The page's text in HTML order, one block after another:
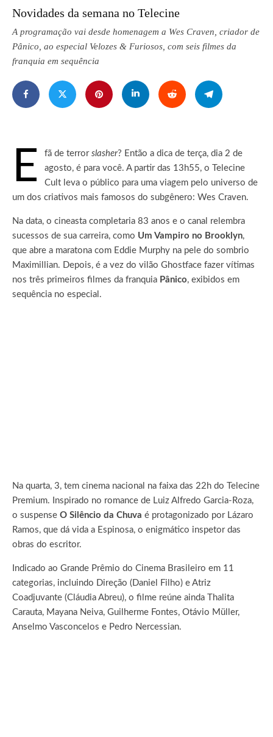
Novidades da semana no Telecine
A programação vai desde homenagem a Wes Craven, criador de
Pânico, ao especial Velozes & Furiosos, com seis filmes da
franquia em sequência
É fã de terror slasher? Então a dica de terça, dia 2 de
agosto, é para você. A partir das 13h55, o Telecine
Cult leva o público para uma viagem pelo universo de
um dos criativos mais famosos do subgênero: Wes Craven.
Na data, o cineasta completaria 83 anos e o canal relembra
sucessos de sua carreira, como Um Vampiro no Brooklyn,
que abre a maratona com Eddie Murphy na pele do sombrio
Maximillian. Depois, é a vez do vilão Ghostface fazer vítimas
nos três primeiros filmes da franquia Pânico, exibidos em
sequência no especial.
Na quarta, 3, tem cinema nacional na faixa das 22h do Telecine
Premium. Inspirado no romance de Luiz Alfredo Garcia-Roza,
o suspense O Silêncio da Chuva é protagonizado por Lázaro
Ramos, que dá vida a Espinosa, o enigmático inspetor das
obras do escritor.
Indicado ao Grande Prêmio do Cinema Brasileiro em 11
categorias, incluindo Direção (Daniel Filho) e Atriz
Coadjuvante (Cláudia Abreu), o filme reúne ainda Thalita
Carauta, Mayana Neiva, Guilherme Fontes, Otávio Müller,
Anselmo Vasconcelos e Pedro Nercessian.